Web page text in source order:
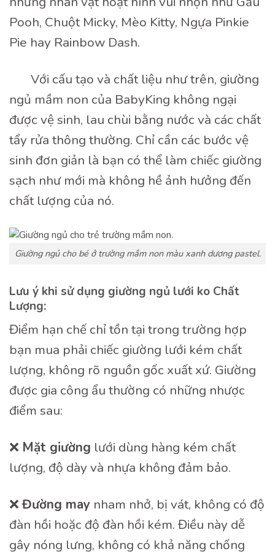
Pooh, Chuột Micky, Mèo Kitty, Ngựa Pinkie
Pie hay Rainbow Dash.
Với cấu tạo và chất liệu như trên, giường
ngủ mầm non của BabyKing không ngại
được vệ sinh, lau chùi bằng nước và các chất
tẩy rửa thông thường. Chỉ cần các bước vệ
sinh đơn giản là bạn có thể làm chiếc giường
sạch như mới mà không hề ảnh hưởng đến
chất lượng của nó.
Giường ngủ cho bé ở trường mầm non màu xanh dương pastel.
Lưu ý khi sử dụng giường ngủ lưới ko Chất
Lượng:
Điểm hạn chế chỉ tồn tại trong trường hợp
bạn mua phải chiếc giường lưới kém chất
lượng, không rõ nguồn gốc xuất xứ. Giường
được gia công ẩu thường có những nhược
điểm sau:
❌ Mặt giường lưới dùng hàng kém chất
lượng, độ dày và nhựa không đảm bảo.
❌Đường may nham nhở, bị vát, không có độ
đàn hồi hoặc độ đàn hồi kém. Điều này dễ
gây nóng lưng, không có khả năng chống